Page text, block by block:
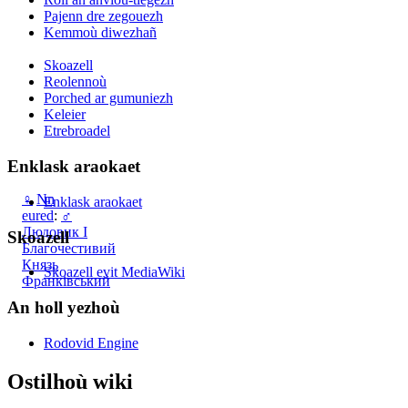
♀ Nn
eured: ♂
Людовик I
Благочестивий
Князь
Франківський
Pajenn dre zegouezh
Kemmoù diwezhañ
Skoazell
Reolennoù
Porched ar gumuniezh
Keleier
Etrebroadel
Enklask araokaet
Enklask araokaet
Skoazell
Skoazell evit MediaWiki
An holl yezhoù
Rodovid Engine
Ostilhoù wiki